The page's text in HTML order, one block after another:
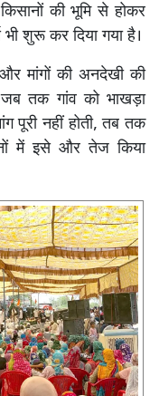
की भूमि से होकर
भी शुरू कर दिया गया है।
मांगों की अनदेखी की
तक गांव को भाखड़ा
पूरी नहीं होती, तब तक
में इसे और तेज किया